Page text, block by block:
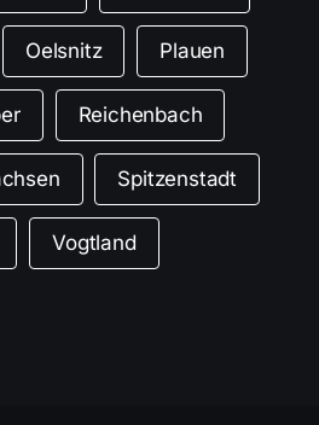
Oelsnitz Plauen
Reichenbach
Spitzenstadt
Vogtland